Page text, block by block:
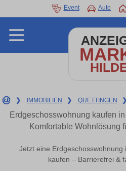
Event Auto
❯ IMMOBILIEN ❯ QUETTINGEN ❯
Erdgeschosswohnung kaufen
Komfortable Wohnlösung
Jetzt eine
kaufen – Barrierefrei &